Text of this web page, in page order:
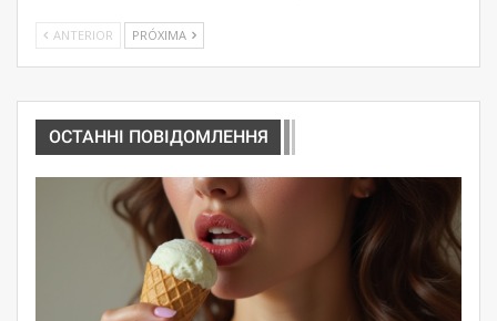
ANTERIOR PRÓXIMA
ОСТАННІ ПОВІДОМЛЕННЯ